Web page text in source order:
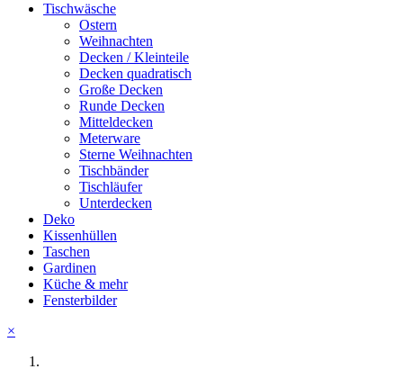
Tischwäsche
Ostern
Weihnachten
Decken / Kleinteile
Decken quadratisch
Große Decken
Runde Decken
Mitteldecken
Meterware
Sterne Weihnachten
Tischbänder
Tischläufer
Unterdecken
Deko
Kissenhüllen
Taschen
Gardinen
Küche & mehr
Fensterbilder
×